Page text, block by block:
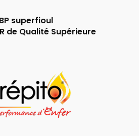
BP superfioul
de Qualité Supérieure